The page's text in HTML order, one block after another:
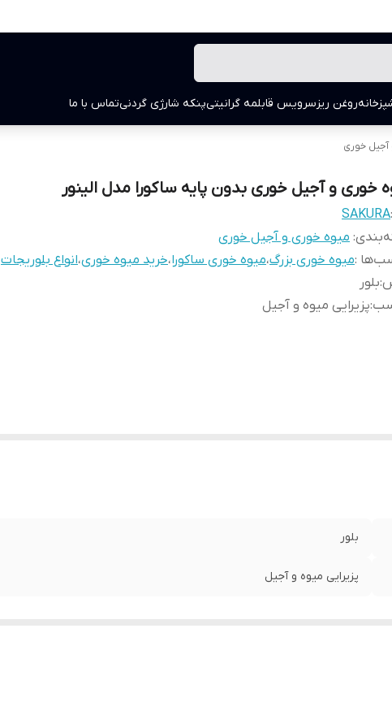
روغن ریزسرویس قابلمه گرانیتیپنکه شارژی گردنیتماس با ما
خوری
خوری و آجیل خوری بدون پایه ساکورا مدل الینور
SAKURA
: میوه خوری و آجیل خوری
:میوه خوری بزرگ،میوه خوری ساکورا،خرید میوه خوری،انواع بلوریجات
:بلور
:پزیرایی میوه و آجیل
بلور
پزیرایی میوه و آجیل